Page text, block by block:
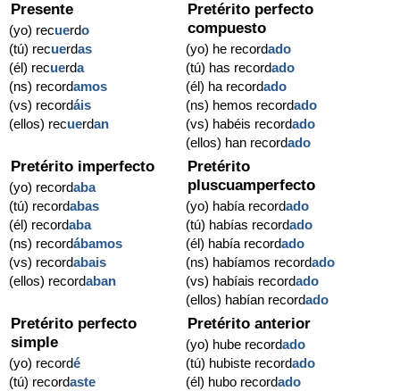
Presente
(yo) recuerdo
(tú) recuerdas
(él) recuerda
(ns) recordamos
(vs) recordáis
(ellos) recuerdan
Pretérito perfecto
compuesto
(yo) he recordado
(tú) has recordado
(él) ha recordado
(ns) hemos recordado
(vs) habéis recordado
(ellos) han recordado
Pretérito imperfecto
(yo) recordaba
(tú) recordabas
(él) recordaba
(ns) recordábamos
(vs) recordabais
(ellos) recordaban
Pretérito
pluscuamperfecto
(yo) había recordado
(tú) habías recordado
(él) había recordado
(ns) habíamos recordado
(vs) habíais recordado
(ellos) habían recordado
Pretérito perfecto
simple
(yo) recordé
(tú) recordaste
Pretérito anterior
(yo) hube recordado
(tú) hubiste recordado
(él) hubo recordado